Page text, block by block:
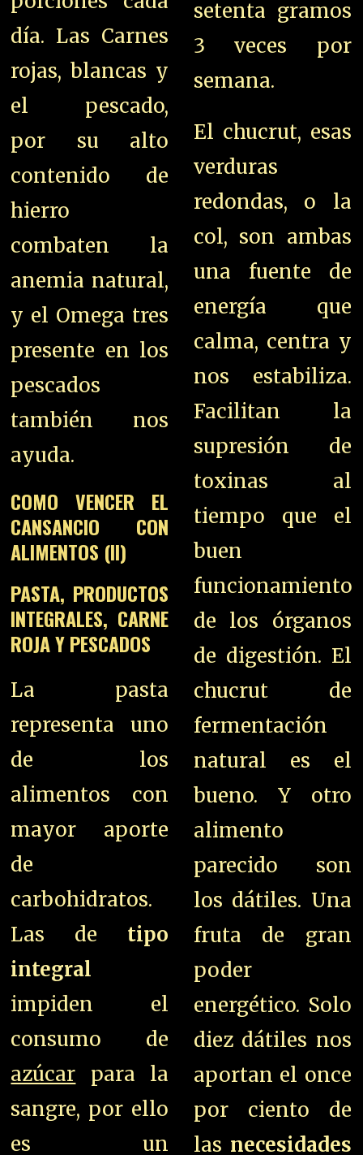
día. Las Carnes
rojas, blancas y
el pescado,
por su alto
contenido de
hierro
combaten la
anemia natural,
y el Omega tres
presente en los
pescados
también nos
ayuda.
COMO VENCER EL
CANSANCIO CON
ALIMENTOS (II)
PASTA, PRODUCTOS
INTEGRALES, CARNE
ROJA Y PESCADOS
La pasta
representa uno
de los
alimentos con
mayor aporte
de
carbohidratos.
Las de tipo
integral
impiden el
consumo de
azúcar para la
sangre, por ello
es un
setenta gramos
3 veces por
semana.
El chucrut, esas
verduras
redondas, o la
col, son ambas
una fuente de
energía que
calma, centra y
nos estabiliza.
Facilitan la
supresión de
toxinas al
tiempo que el
buen
funcionamiento
de los órganos
de digestión. El
chucrut de
fermentación
natural es el
bueno. Y otro
alimento
parecido son
los dátiles. Una
fruta de gran
poder
energético. Solo
diez dátiles nos
aportan el once
por ciento de
las necesidades